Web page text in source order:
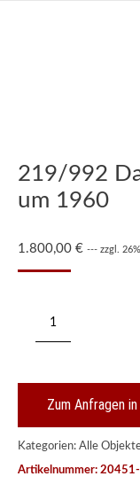
219/992
um 1960
1.800,00 € --- zzgl. 26%
Damenarmbanduhr
"Star"
1960
MengeZum Anfragen
Kategorien: Alle
Artikelnummer: